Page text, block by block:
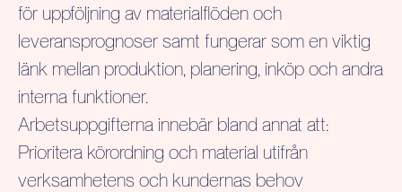
för uppföljning av materialflöden och
leveransprognoser samt fungerar som en viktig
länk mellan produktion, planering, inköp och andra
interna funktioner.
Arbetsuppgifterna innebär bland annat att:
Prioritera körordning och material utifrån
verksamhetens och kundernas behov